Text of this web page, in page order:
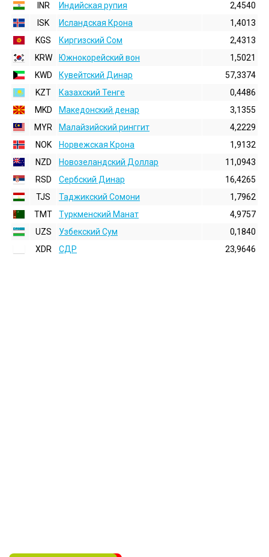
INR
Индийская pупия
2,4540
ISK
Исландская Крона
1,4013
KGS
Киргизский Сом
2,4313
KRW
Южнокорейский вон
1,5021
KWD
Кувейтский Динар
57,3374
KZT
Казахский Тенге
0,4486
MKD
Македонский денар
3,1355
MYR
Малайзийский ринггит
4,2229
NOK
Норвежская Крона
1,9132
NZD
Новозеландский Доллар
11,0943
RSD
Сербский Динар
16,4265
TJS
Таджикский Сомони
1,7962
TMT
Туркменский Манат
4,9757
UZS
Узбекский Сум
0,1840
XDR
СДР 23,9646